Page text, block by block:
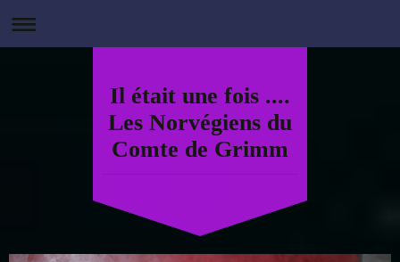
Il était une fois ....
Les Norvégiens du
Comte de Grimm